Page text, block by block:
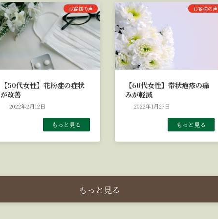
お客様の声
【50代女性】花粉症の症状
が改善
2022年2月12日
もっと見る
お客様の声
【60代女性】帯状疱疹の痛
みが軽減
2022年1月27日
もっと見る
もっと見る